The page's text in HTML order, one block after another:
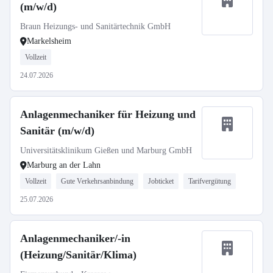
(m/w/d)
Braun Heizungs- und Sanitärtechnik GmbH
Markelsheim
Vollzeit
24.07.2026
Anlagenmechaniker für Heizung und
Sanitär (m/w/d)
Universitätsklinikum Gießen und Marburg GmbH
Marburg an der Lahn
Vollzeit Gute Verkehrsanbindung Jobticket Tarifvergütung
25.07.2026
Anlagenmechaniker/-in
(Heizung/Sanitär/Klima)